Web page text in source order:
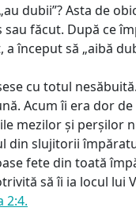
dubii”? Asta de
făcut. După ce
început să „aibă
cu totul
Acum îi era dor de
mezilor și perșilor
din slujitorii
fete din toată
să îi ia locul lui
2:4.